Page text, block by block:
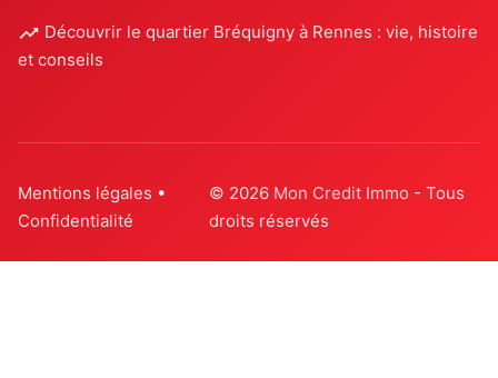
Découvrir le quartier Bréquigny à Rennes : vie, histoire
et conseils
Mentions légales •
Confidentialité
© 2026 Mon Credit Immo - Tous
droits réservés